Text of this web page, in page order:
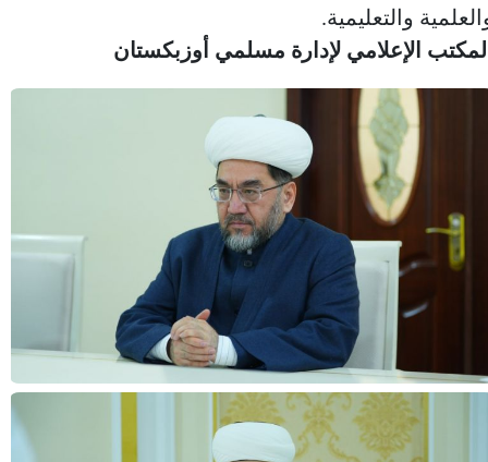
والتعليمية.
الإعلامي لإدارة مسلمي أوزبكستان